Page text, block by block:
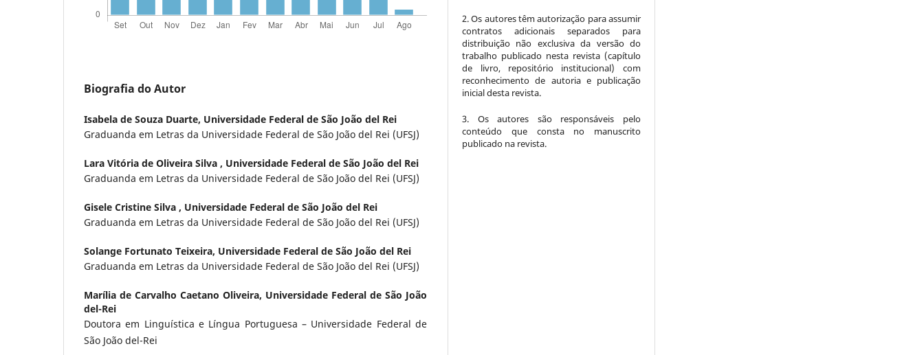
Biografia do Autor
Isabela de Souza Duarte, Universidade Federal de São João del Rei
Graduanda em Letras da Universidade Federal de São João del Rei (UFSJ)
Lara Vitória de Oliveira Silva , Universidade Federal de São João del Rei
Graduanda em Letras da Universidade Federal de São João del Rei (UFSJ)
Gisele Cristine Silva , Universidade Federal de São João del Rei
Graduanda em Letras da Universidade Federal de São João del Rei (UFSJ)
Solange Fortunato Teixeira, Universidade Federal de São João del Rei
Graduanda em Letras da Universidade Federal de São João del Rei (UFSJ)
Marília de Carvalho Caetano Oliveira, Universidade Federal de São João
del-Rei
Doutora em Linguística e Língua Portuguesa – Universidade Federal de
São João del-Rei
2. Os autores têm autorização para assumir
contratos adicionais separados para
distribuição não exclusiva da versão do
trabalho publicado nesta revista (capítulo
de livro, repositório institucional) com
reconhecimento de autoria e publicação
inicial desta revista.
3. Os autores são responsáveis pelo
conteúdo que consta no manuscrito
publicado na revista.